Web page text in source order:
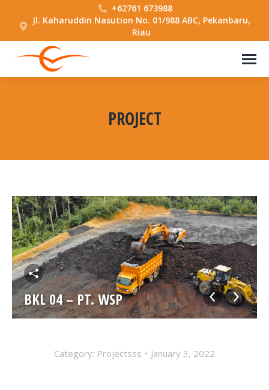
+62761 673988
Jl. Kaharuddin Nasution No. 01/988 ABC, Pekanbaru,
Riau
PROJECT
BKL 04 – PT. WSP
Category: Projectsss January 3, 2022